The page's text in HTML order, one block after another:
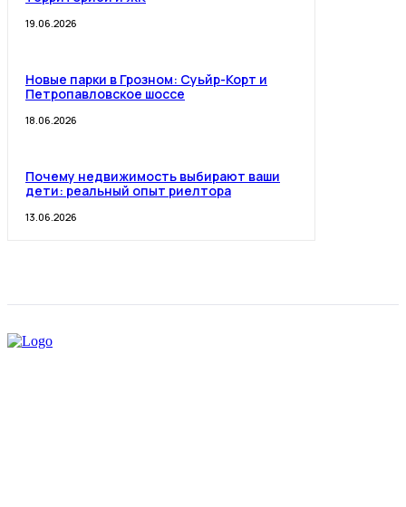
19.06.2026
Новые парки в Грозном: Суьйр-Корт и
Петропавловское шоссе
18.06.2026
Почему недвижимость выбирают ваши
дети: реальный опыт риелтора
13.06.2026